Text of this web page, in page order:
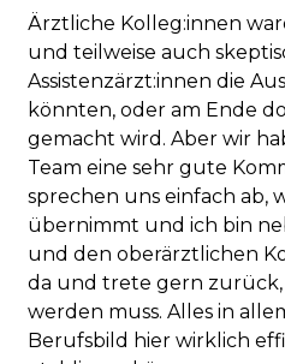
Ärztliche Kolleg:innen
und teilweise auch
Assistenzärzt:innen die
könnten, oder am Ende
gemacht wird. Aber wir
Team eine sehr gute
sprechen uns einfach ab,
übernimmt und ich bin
und den oberärztlichen
da und trete gern
werden muss. Alles in
Berufsbild hier wirklich